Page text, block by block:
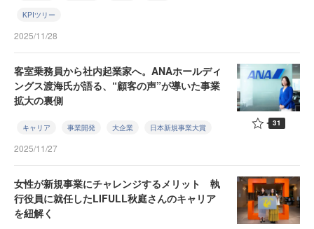
KPIツリー
2025/11/28
客室乗務員から社内起業家へ。ANAホールディ
ングス渡海氏が語る、“顧客の声”が導いた事業
拡大の裏側
キャリア 事業開発 大企業 日本新規事業大賞
2025/11/27
31
女性が新規事業にチャレンジするメリット 執
行役員に就任したLIFULL秋庭さんのキャリア
を紐解く